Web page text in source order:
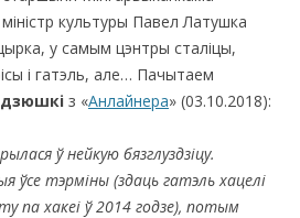
міністр культуры Павел Латушка
у самым цэнтры сталіцы,
і гатэль, але… Пачытаем
з «Анлайнера» (03.10.2018):
ў нейкую бязглуздзіцу.
ўсе тэрміны (здаць гатэль хацелі
па хакеі ў 2014 годзе), потым